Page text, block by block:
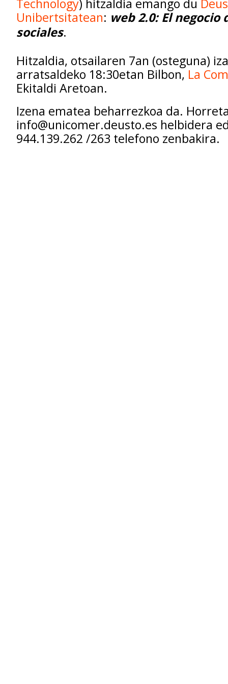
Technology) hitzaldia emango du
Unibertsitatean: web 2.0: El negocio
sociales.
Hitzaldia, otsailaren 7an (osteguna)
arratsaldeko 18:30etan Bilbon, La
Ekitaldi Aretoan.
Izena ematea beharrezkoa da.
info@unicomer.deusto.es helbidera
944.139.262 /263 telefono zenbakira.